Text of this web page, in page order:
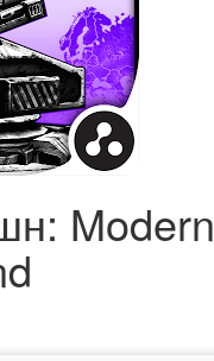
Modern